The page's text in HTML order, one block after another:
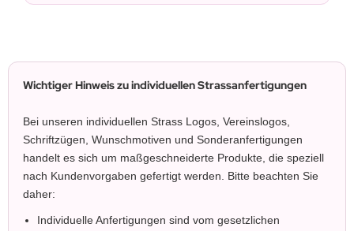
Wichtiger Hinweis zu individuellen Strassanfertigungen
Bei unseren individuellen Strass Logos, Vereinslogos,
Schriftzügen, Wunschmotiven und Sonderanfertigungen
handelt es sich um maßgeschneiderte Produkte, die speziell
nach Kundenvorgaben gefertigt werden. Bitte beachten Sie
daher:
Individuelle Anfertigungen sind vom gesetzlichen